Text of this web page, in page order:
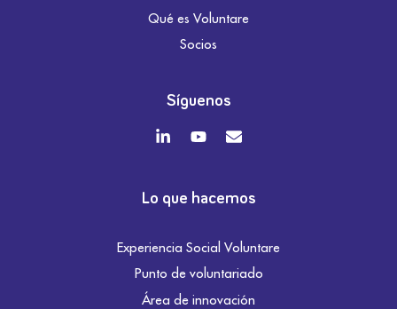
Qué es Voluntare
Socios
Síguenos
Lo que hacemos
Experiencia Social Voluntare
Punto de voluntariado
Área de innovación